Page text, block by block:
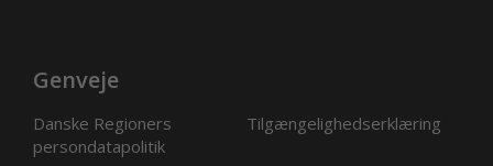
Genveje
Danske Regioners
persondatapolitik
Tilgængelighedserklæring